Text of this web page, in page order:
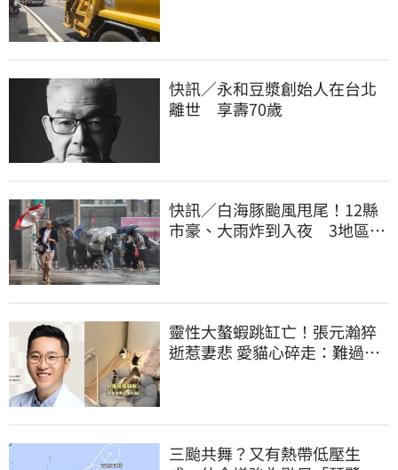
快訊／永和豆漿創始人在台北
離世 享壽70歲
快訊／白海豚颱風甩尾！12縣
市豪、大雨炸到入夜 3地區有
靈性大螯蝦跳缸亡！張元瀚猝
逝惹妻悲 愛貓心碎走：難過不
三颱共舞？又有熱帶低壓生